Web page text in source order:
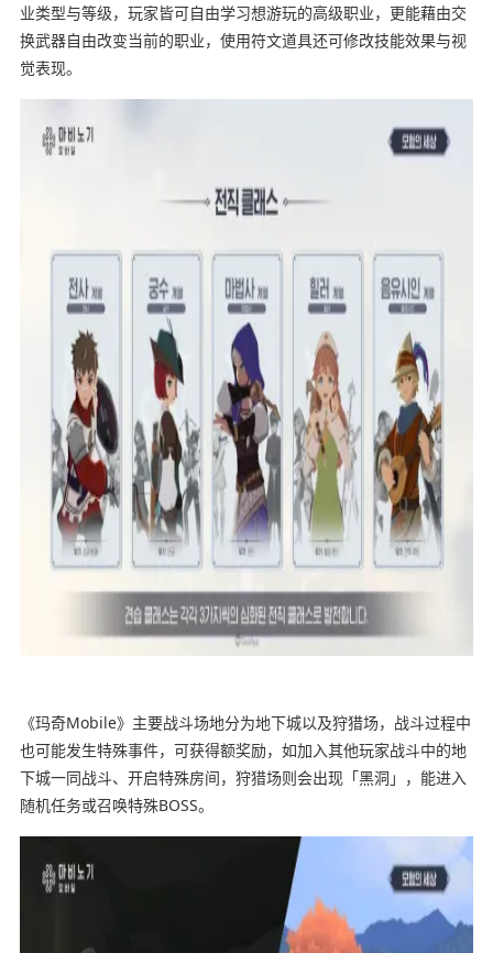
业类型与等级，玩家皆可自由学习想游玩的高级职业，更能藉由交
换武器自由改变当前的职业，使用符文道具还可修改技能效果与视
觉表现。
《玛奇Mobile》主要战斗场地分为地下城以及狩猎场，战斗过程中
也可能发生特殊事件，可获得额奖励，如加入其他玩家战斗中的地
下城一同战斗、开启特殊房间，狩猎场则会出现「黑洞」，能进入
随机任务或召唤特殊BOSS。